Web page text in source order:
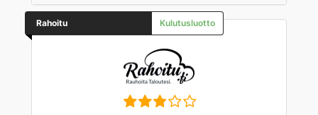
Rahoitu Kulutusluotto